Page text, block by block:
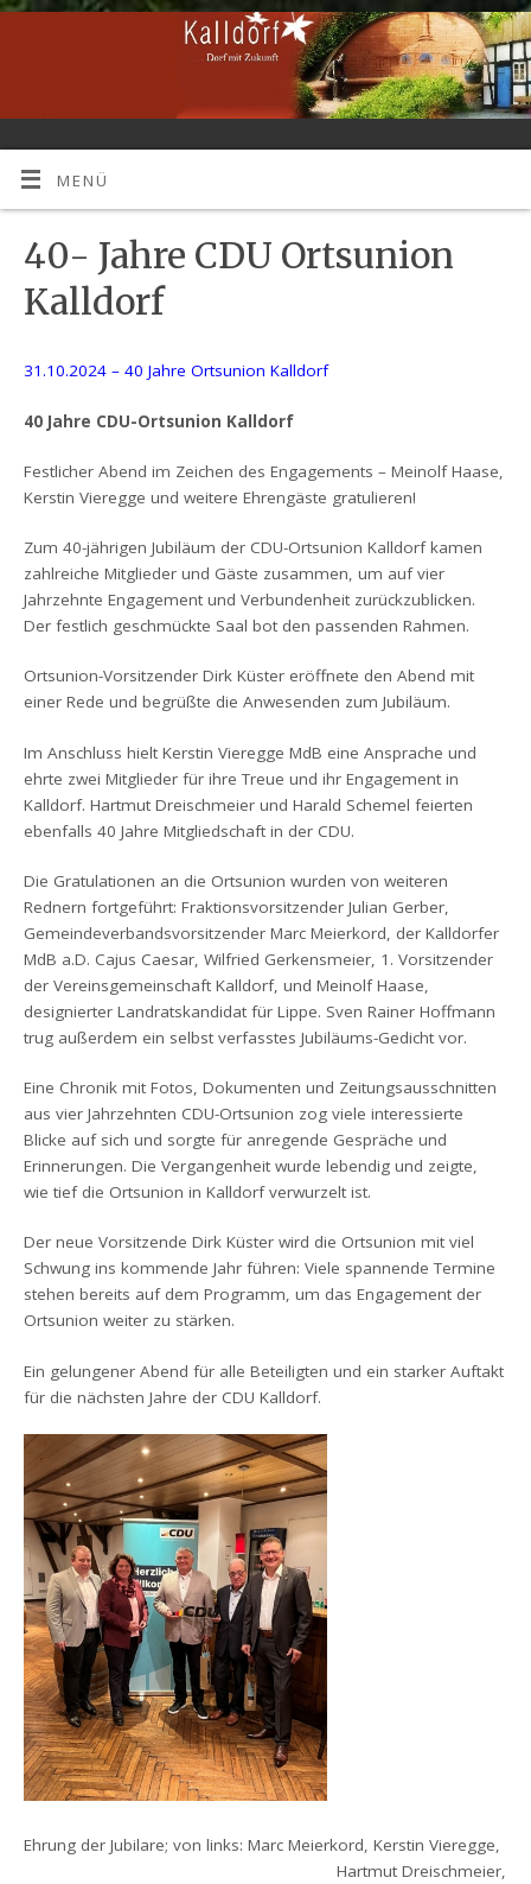
MENÜ
40- Jahre CDU Ortsunion
Kalldorf
31.10.2024 – 40 Jahre Ortsunion Kalldorf
40 Jahre CDU-Ortsunion Kalldorf
Festlicher Abend im Zeichen des Engagements – Meinolf Haase,
Kerstin Vieregge und weitere Ehrengäste gratulieren!
Zum 40-jährigen Jubiläum der CDU-Ortsunion Kalldorf kamen
zahlreiche Mitglieder und Gäste zusammen, um auf vier
Jahrzehnte Engagement und Verbundenheit zurückzublicken.
Der festlich geschmückte Saal bot den passenden Rahmen.
Ortsunion-Vorsitzender Dirk Küster eröffnete den Abend mit
einer Rede und begrüßte die Anwesenden zum Jubiläum.
Im Anschluss hielt Kerstin Vieregge MdB eine Ansprache und
ehrte zwei Mitglieder für ihre Treue und ihr Engagement in
Kalldorf. Hartmut Dreischmeier und Harald Schemel feierten
ebenfalls 40 Jahre Mitgliedschaft in der CDU.
Die Gratulationen an die Ortsunion wurden von weiteren
Rednern fortgeführt: Fraktionsvorsitzender Julian Gerber,
Gemeindeverbandsvorsitzender Marc Meierkord, der Kalldorfer
MdB a.D. Cajus Caesar, Wilfried Gerkensmeier, 1. Vorsitzender
der Vereinsgemeinschaft Kalldorf, und Meinolf Haase,
designierter Landratskandidat für Lippe. Sven Rainer Hoffmann
trug außerdem ein selbst verfasstes Jubiläums-Gedicht vor.
Eine Chronik mit Fotos, Dokumenten und Zeitungsausschnitten
aus vier Jahrzehnten CDU-Ortsunion zog viele interessierte
Blicke auf sich und sorgte für anregende Gespräche und
Erinnerungen. Die Vergangenheit wurde lebendig und zeigte,
wie tief die Ortsunion in Kalldorf verwurzelt ist.
Der neue Vorsitzende Dirk Küster wird die Ortsunion mit viel
Schwung ins kommende Jahr führen: Viele spannende Termine
stehen bereits auf dem Programm, um das Engagement der
Ortsunion weiter zu stärken.
Ein gelungener Abend für alle Beteiligten und ein starker Auftakt
für die nächsten Jahre der CDU Kalldorf.
Ehrung der Jubilare; von links: Marc Meierkord, Kerstin Vieregge,
Hartmut Dreischmeier,